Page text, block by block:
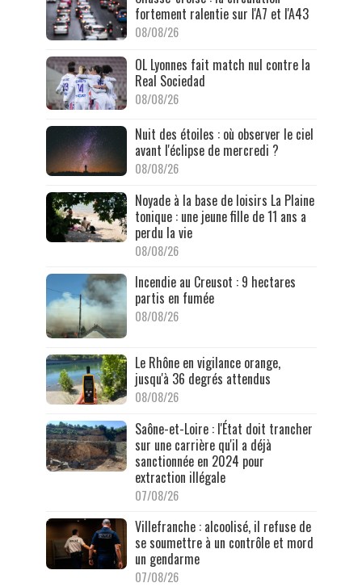
fortement ralentie sur l'A7 et l'A43
08/08/26
OL Lyonnes fait match nul contre la
Real Sociedad
08/08/26
Nuit des étoiles : où observer le ciel
avant l'éclipse de mercredi ?
08/08/26
Noyade à la base de loisirs La Plaine
tonique : une jeune fille de 11 ans a
perdu la vie
08/08/26
Incendie au Creusot : 9 hectares
partis en fumée
08/08/26
Le Rhône en vigilance orange,
jusqu'à 36 degrés attendus
08/08/26
Saône-et-Loire : l'État doit trancher
sur une carrière qu'il a déjà
sanctionnée en 2024 pour
extraction illégale
07/08/26
Villefranche : alcoolisé, il refuse de
se soumettre à un contrôle et mord
un gendarme
07/08/26